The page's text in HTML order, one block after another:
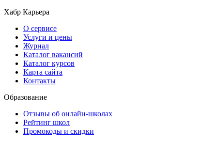
Хабр Карьера
О сервисе
Услуги и цены
Журнал
Каталог вакансий
Каталог курсов
Карта сайта
Контакты
Образование
Отзывы об онлайн-школах
Рейтинг школ
Промокоды и скидки